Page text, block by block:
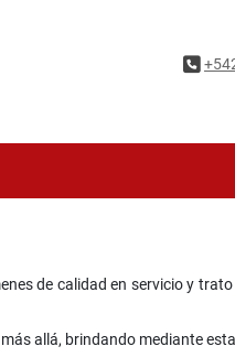
de calidad en servicio y
allá, brindando mediante